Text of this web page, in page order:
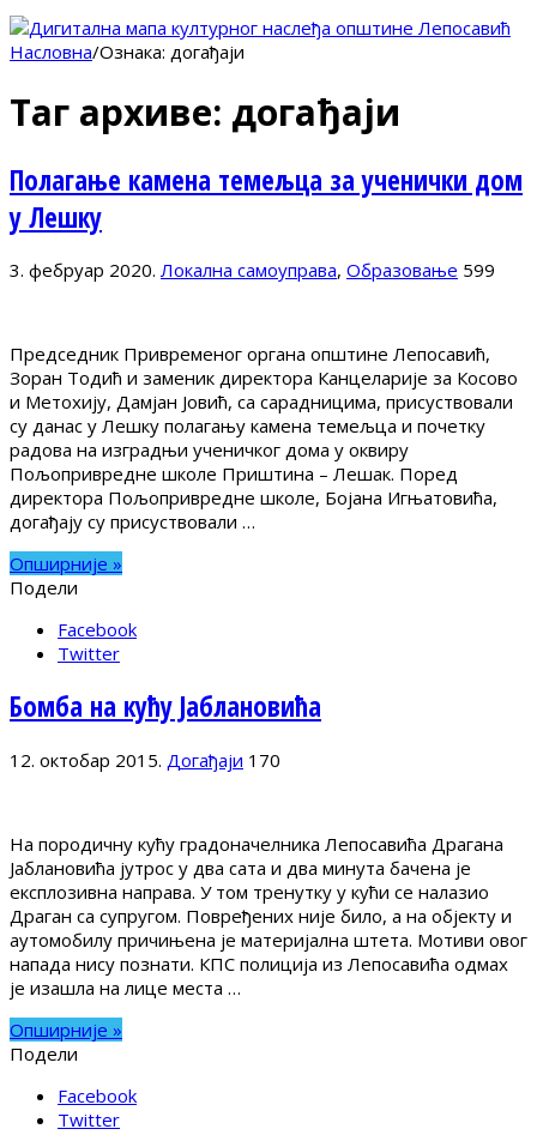
Насловна/Ознака: догађаји
Таг архиве: догађаји
Полагање камена темељца за ученички дом
у Лешку
3. фебруар 2020. Локална самоуправа, Образовање 599
Председник Привременог органа општине Лепосавић,
Зоран Тодић и заменик директора Канцеларије за Косово
и Метохију, Дамјан Јовић, са сарадницима, присуствовали
су данас у Лешку полагању камена темељца и почетку
радова на изградњи ученичког дома у оквиру
Пољопривредне школе Приштина – Лешак. Поред
директора Пољопривредне школе, Бојана Игњатовића,
догађају су присуствовали …
Опширније »
Подели
Facebook
Twitter
Бомба на кућу Јаблановића
12. октобар 2015. Догађаји 170
На породичну кућу градоначелника Лепосавића Драгана
Јаблановића јутрос у два сата и два минута бачена је
експлозивна направа. У том тренутку у кући се налазио
Драган са супругом. Повређених није било, а на објекту и
аутомобилу причињена је материјална штета. Мотиви овог
напада нису познати. КПС полиција из Лепосавића одмах
је изашла на лице места …
Опширније »
Подели
Facebook
Twitter